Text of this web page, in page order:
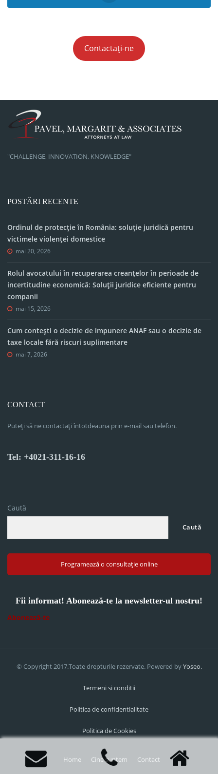
Contactați-ne
"CHALLENGE, INNOVATION, KNOWLEDGE"
POSTĂRI RECENTE
Ordinul de protecție în România: soluție juridică pentru
victimele violenței domestice
mai 20, 2026
Rolul avocatului în recuperarea creanțelor în perioade de
incertitudine economică: Soluții juridice eficiente pentru
companii
mai 15, 2026
Cum contești o decizie de impunere ANAF sau o decizie de
taxe locale fără riscuri suplimentare
mai 7, 2026
CONTACT
Puteți să ne contactați întotdeauna prin e-mail sau telefon.
Tel: +4021-311-16-16
Caută
Caută
Programează o consultație online
Fii informat! Abonează-te la newsletter-ul nostru!
Abonează-te
© Copyright 2017.Toate drepturile rezervate. Powered byYoseo.
Termeni si conditii
Politica de confidentialitate
Politica de Cookies
Home Cine suntem Contact